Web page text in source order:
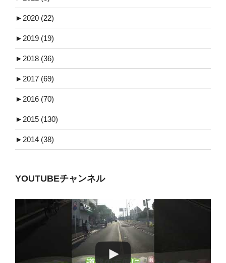
► 2020 (22)
► 2019 (19)
► 2018 (36)
► 2017 (69)
► 2016 (70)
► 2015 (130)
► 2014 (38)
YOUTUBEチャンネル